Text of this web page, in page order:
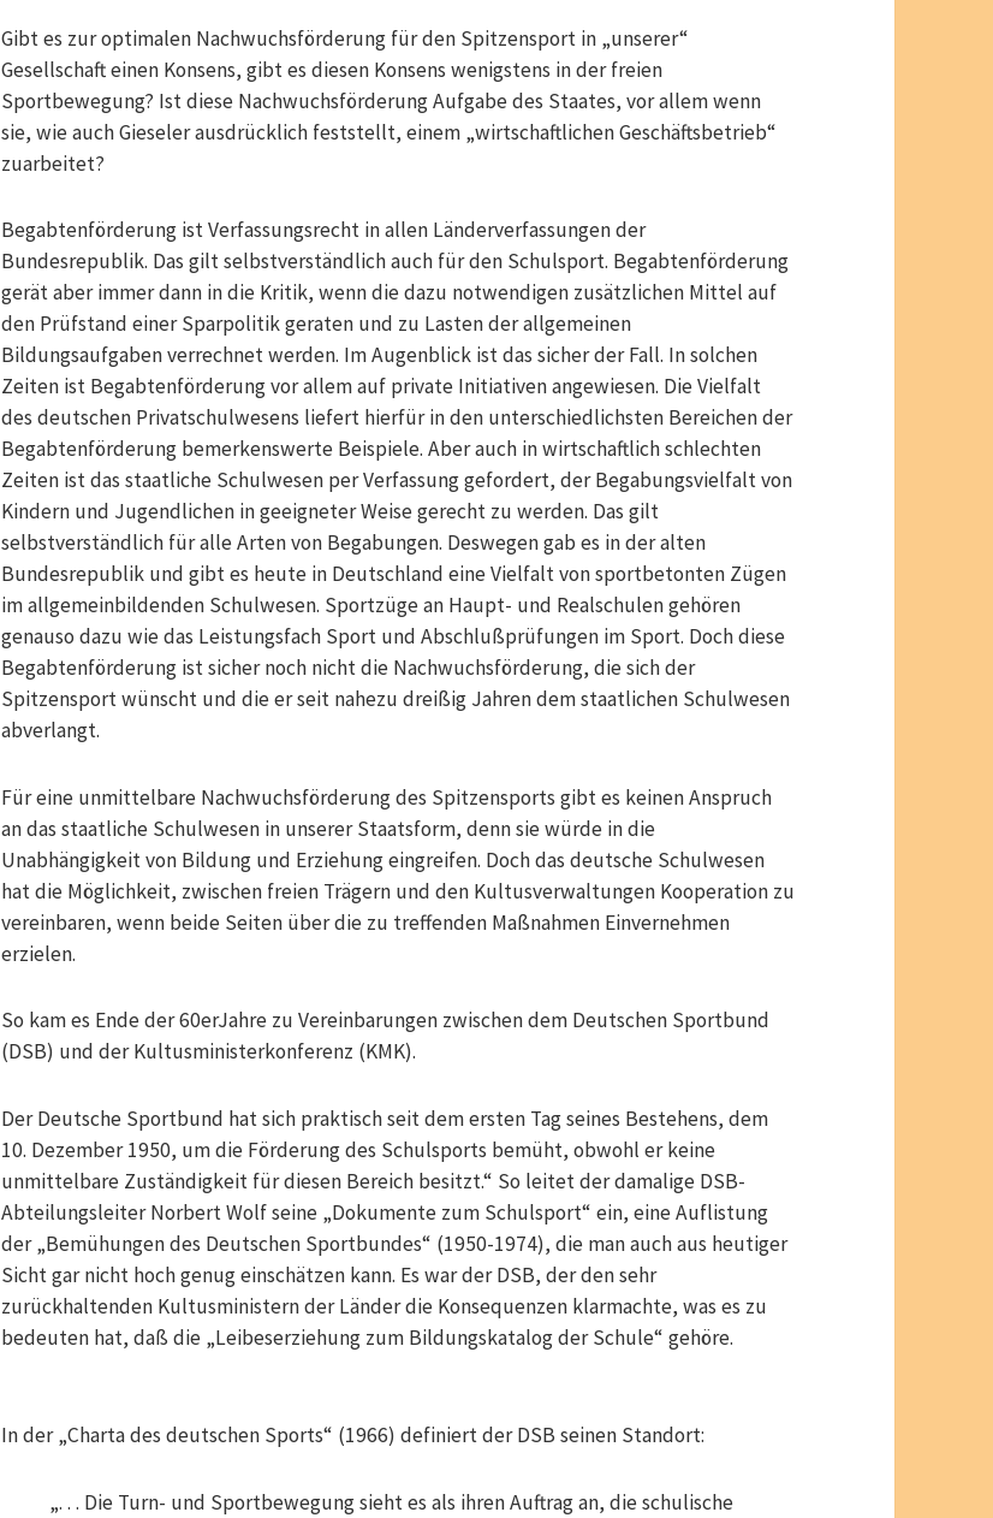
Gibt es zur optimalen Nachwuchsförderung für den Spitzensport in „unserer“
Gesellschaft einen Konsens, gibt es diesen Konsens wenigstens in der freien
Sportbewegung? Ist diese Nachwuchsförderung Aufgabe des Staates, vor allem wenn
sie, wie auch Gieseler ausdrücklich feststellt, einem „wirtschaftlichen Geschäftsbetrieb“
zuarbeitet?
Begabtenförderung ist Verfassungsrecht in allen Länderverfassungen der
Bundesrepublik. Das gilt selbstverständlich auch für den Schulsport. Begabtenförderung
gerät aber immer dann in die Kritik, wenn die dazu notwendigen zusätzlichen Mittel auf
den Prüfstand einer Sparpolitik geraten und zu Lasten der allgemeinen
Bildungsaufgaben verrechnet werden. Im Augenblick ist das sicher der Fall. In solchen
Zeiten ist Begabtenförderung vor allem auf private Initiativen angewiesen. Die Vielfalt
des deutschen Privatschulwesens liefert hierfür in den unterschiedlichsten Bereichen der
Begabtenförderung bemerkenswerte Beispiele. Aber auch in wirtschaftlich schlechten
Zeiten ist das staatliche Schulwesen per Verfassung gefordert, der Begabungsvielfalt von
Kindern und Jugendlichen in geeigneter Weise gerecht zu werden. Das gilt
selbstverständlich für alle Arten von Begabungen. Deswegen gab es in der alten
Bundesrepublik und gibt es heute in Deutschland eine Vielfalt von sportbetonten Zügen
im allgemeinbildenden Schulwesen. Sportzüge an Haupt- und Realschulen gehören
genauso dazu wie das Leistungsfach Sport und Abschlußprüfungen im Sport. Doch diese
Begabtenförderung ist sicher noch nicht die Nachwuchsförderung, die sich der
Spitzensport wünscht und die er seit nahezu dreißig Jahren dem staatlichen Schulwesen
abverlangt.
Für eine unmittelbare Nachwuchsförderung des Spitzensports gibt es keinen Anspruch
an das staatliche Schulwesen in unserer Staatsform, denn sie würde in die
Unabhängigkeit von Bildung und Erziehung eingreifen. Doch das deutsche Schulwesen
hat die Möglichkeit, zwischen freien Trägern und den Kultusverwaltungen Kooperation zu
vereinbaren, wenn beide Seiten über die zu treffenden Maßnahmen Einvernehmen
erzielen.
So kam es Ende der 60erJahre zu Vereinbarungen zwischen dem Deutschen Sportbund
(DSB) und der Kultusministerkonferenz (KMK).
Der Deutsche Sportbund hat sich praktisch seit dem ersten Tag seines Bestehens, dem
10. Dezember 1950, um die Förderung des Schulsports bemüht, obwohl er keine
unmittelbare Zuständigkeit für diesen Bereich besitzt.“ So leitet der damalige DSB-
Abteilungsleiter Norbert Wolf seine „Dokumente zum Schulsport“ ein, eine Auflistung
der „Bemühungen des Deutschen Sportbundes“ (1950-1974), die man auch aus heutiger
Sicht gar nicht hoch genug einschätzen kann. Es war der DSB, der den sehr
zurückhaltenden Kultusministern der Länder die Konsequenzen klarmachte, was es zu
bedeuten hat, daß die „Leibeserziehung zum Bildungskatalog der Schule“ gehöre.
In der „Charta des deutschen Sports“ (1966) definiert der DSB seinen Standort:
„. . . Die Turn- und Sportbewegung sieht es als ihren Auftrag an, die schulische